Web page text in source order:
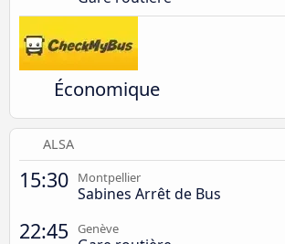
Économique
ALSA
15:30 Montpellier
Sabines Arrêt de Bus
22:45 Genève